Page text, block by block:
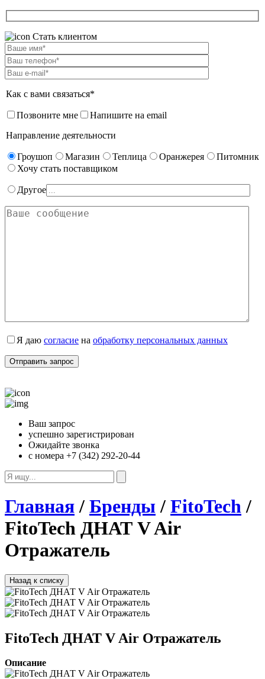
Стать клиентом
Как с вами связаться*
Позвоните мне
Напишите на email
Направление деятельности
Гроушоп Магазин Теплица Оранжерея
Питомник
Хочу стать поставщиком
Другое
Я даю согласие на обработку персональных данных
Ваш запрос
успешно зарегистрирован
Ожидайте звонка
с номера +7 (342) 292-20-44
Главная/ Бренды/ FitoTech/
FitoTech ДНАТ V Air
Отражатель
Назад к списку
FitoTech ДНАТ V Air Отражатель
Описание